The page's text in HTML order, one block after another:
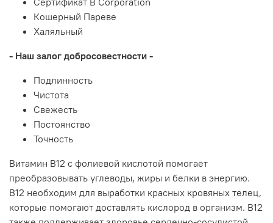
Кошерный Пареве
Халяльный
- Наш залог добросовестности -
Подлинность
Чистота
Свежесть
Постоянство
Точность
Витамин B12 с фолиевой кислотой помогает
преобразовывать углеводы, жиры и белки в энергию.
B12 необходим для выработки красных кровяных телец,
которые помогают доставлять кислород в организм. B12